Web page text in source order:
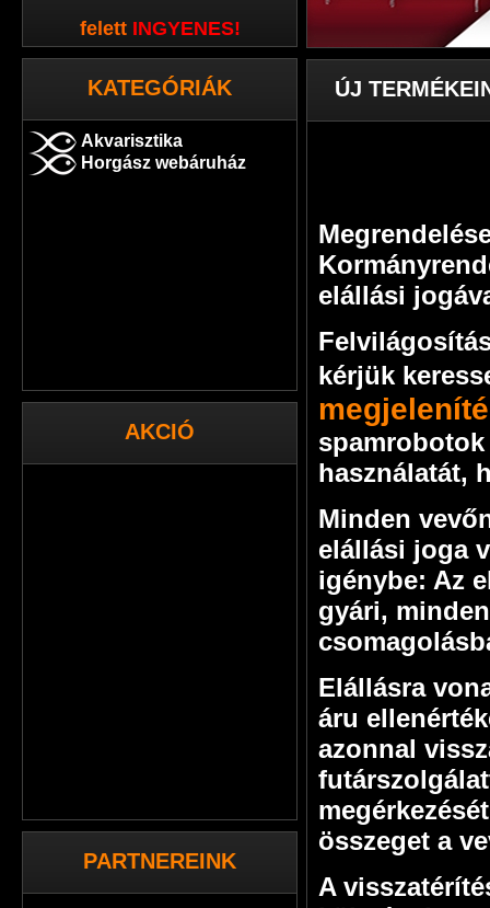
felett INGYENES!
KATEGÓRIÁK
Akvarisztika
Horgász webáruház
AKCIÓ
PARTNEREINK
ÚJ
elállási
kérjük
használatát,
Minden
elállási joga
igénybe: Az
gyári,
Elállásra
áru
azonnal
összeget a
A